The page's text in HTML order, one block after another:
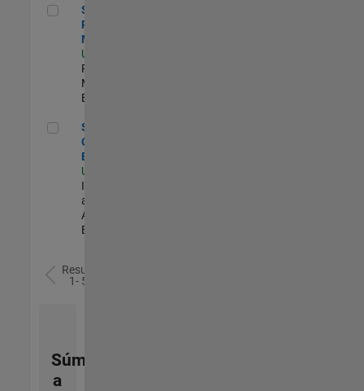
Senior Program Manager
Senior
Program
Manager
US-MA-Natick
Program
Management |
Experimentado
Senior Observability Engineer
Senior
Observability
Engineer
US-MA-Natick
Infrastructure
and
Architecture |
Experimentado
Resultados
1- 5 de
Súmese
a